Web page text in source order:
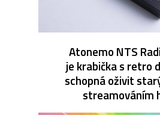
Atonemo NTS
je krabička s retro
schopná oživit
streamováním